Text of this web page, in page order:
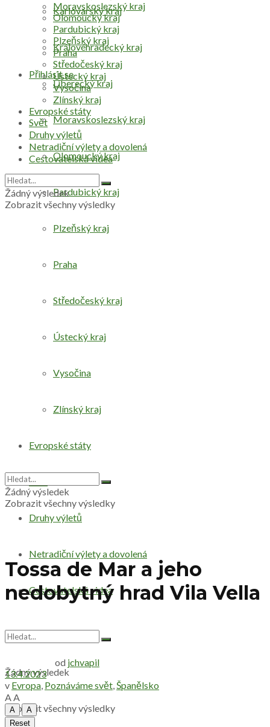
Přihlásit se
Karlovarský kraj
Královéhradecký kraj
Liberecký kraj
Moravskoslezský kraj
Olomoucký kraj
Pardubický kraj
Plzeňský kraj
Praha
Středočeský kraj
Ústecký kraj
Vysočina
Zlínský kraj
Evropské státy
Svět
Druhy výletů
Netradiční výlety a dovolená
Cestovatelská videa
Žádný výsledek
Zobrazit všechny výsledky
Moravskoslezský kraj
Olomoucký kraj
Pardubický kraj
Plzeňský kraj
Praha
Středočeský kraj
Ústecký kraj
Vysočina
Zlínský kraj
Evropské státy
Svět
Druhy výletů
Netradiční výlety a dovolená
Cestovatelská videa
Žádný výsledek
Zobrazit všechny výsledky
Žádný výsledek
Zobrazit všechny výsledky
Tossa de Mar a jeho
nedobytný hrad Vila Vella
od jchvapil
13.4.2023
v Evropa, Poznáváme svět,Španělsko
AA
A
A
Reset